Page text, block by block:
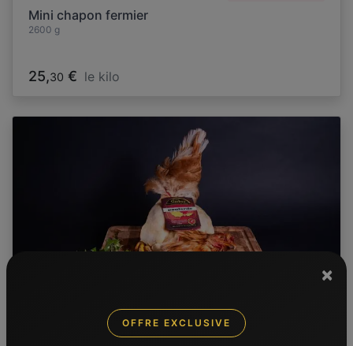
Mini chapon fermier
2600 g
25,30 € le kilo
×
OFFRE EXCLUSIVE